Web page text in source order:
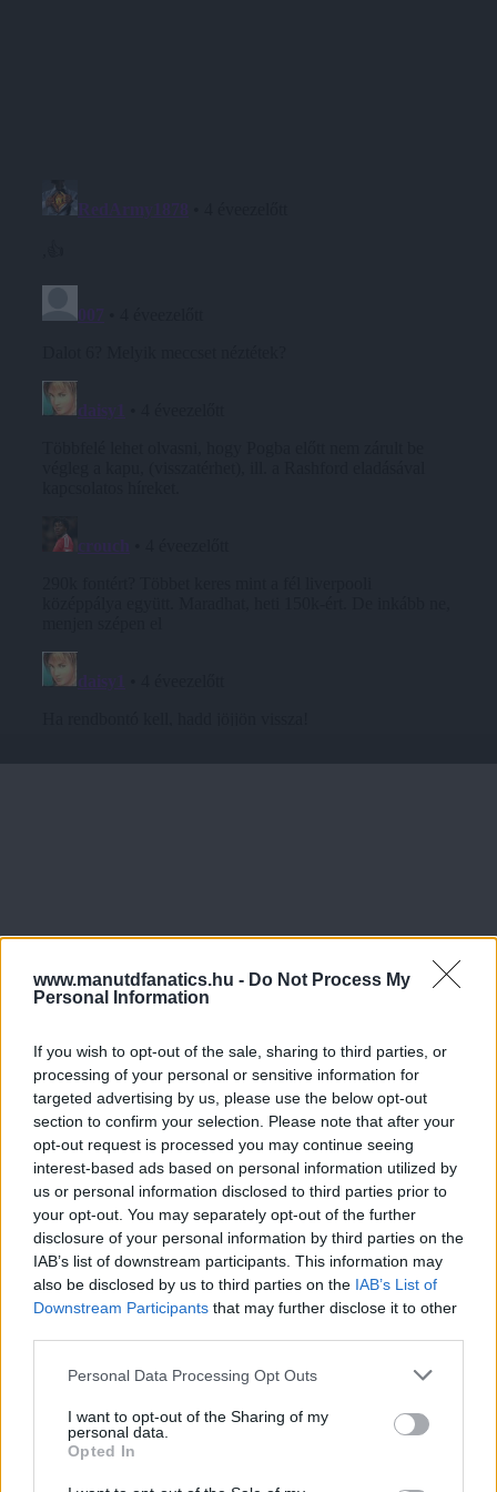
www.manutdfanatics.hu - Do Not Process My
Personal Information
If you wish to opt-out of the sale, sharing to third parties, or
processing of your personal or sensitive information for
targeted advertising by us, please use the below opt-out
section to confirm your selection. Please note that after your
opt-out request is processed you may continue seeing
interest-based ads based on personal information utilized by
us or personal information disclosed to third parties prior to
your opt-out. You may separately opt-out of the further
disclosure of your personal information by third parties on the
IAB’s list of downstream participants. This information may
also be disclosed by us to third parties on the IAB’s List of
Downstream Participants that may further disclose it to other
Please note that this website/app uses one or more Google
not limited to your visit or usage behaviour. You may click to
grant or deny consent to Google and its third-party tags to
use your data for below specified purposes in below Google
consent section.
Personal Data Processing Opt Outs
I want to opt-out of the Sharing of my
personal data.
Opted In